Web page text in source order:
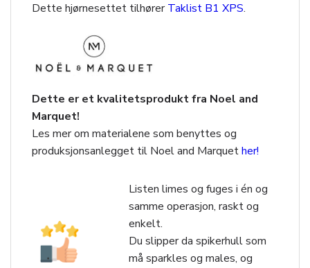
Dette hjørnesettet tilhørerTaklist B1 XPS.
Dette er et kvalitetsprodukt fra Noel and
Marquet!
Les mer om materialene som benyttes og
produksjonsanlegget til Noel and Marquether!
Listen limes og fuges i én og
samme operasjon, raskt og
enkelt.
Du slipper da spikerhull som
må sparkles og males, og